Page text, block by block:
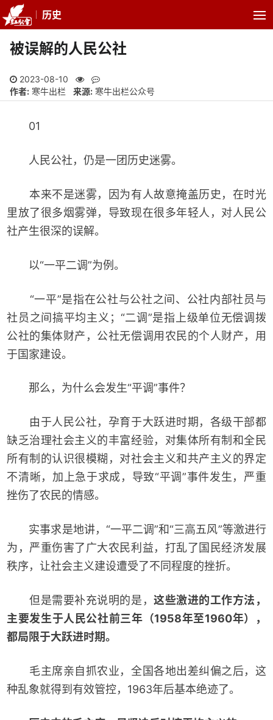
历史
被误解的人民公社
2023-08-10
作者: 寒牛出栏 来源: 寒牛出栏公众号
01
人民公社，仍是一团历史迷雾。
本来不是迷雾，因为有人故意掩盖历史，在时光
里放了很多烟雾弹，导致现在很多年轻人，对人民公
社产生很深的误解。
以“一平二调”为例。
“一平”是指在公社与公社之间、公社内部社员与
社员之间搞平均主义；“二调”是指上级单位无偿调拨
公社的集体财产，公社无偿调用农民的个人财产，用
于国家建设。
那么，为什么会发生“平调”事件？
由于人民公社，孕育于大跃进时期，各级干部都
缺乏治理社会主义的丰富经验，对集体所有制和全民
所有制的认识很模糊，对社会主义和共产主义的界定
不清晰，加上急于求成，导致“平调”事件发生，严重
挫伤了农民的情感。
实事求是地讲，“一平二调”和“三高五风”等激进行
为，严重伤害了广大农民利益，打乱了国民经济发展
秩序，让社会主义建设遭受了不同程度的挫折。
但是需要补充说明的是，这些激进的工作方法，
主要发生于人民公社前三年（1958年至1960年），
都局限于大跃进时期。
毛主席亲自抓农业，全国各地出差纠偏之后，这
种乱象就得到有效管控，1963年后基本绝迹了。